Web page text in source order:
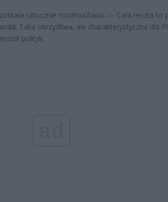
sztucznie rozdmuchana. — Cała reszta to
Taka obrzydliwa, ale charakterystyczna dla
polityk.